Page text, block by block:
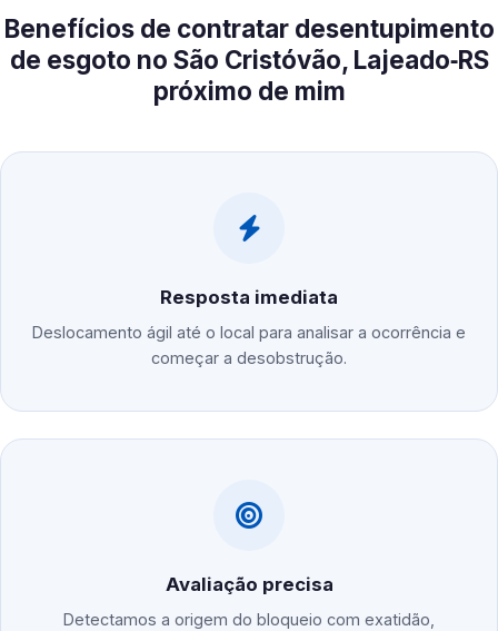
Benefícios de contratar desentupimento
de esgoto no São Cristóvão, Lajeado‑RS
próximo de mim
Resposta imediata
Deslocamento ágil até o local para analisar a ocorrência e
começar a desobstrução.
Avaliação precisa
Detectamos a origem do bloqueio com exatidão,